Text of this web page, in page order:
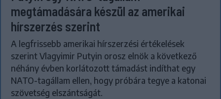
megtámadására készül az amerikai
hírszerzés szerint
A legfrissebb amerikai hírszerzési értékelések
szerint Vlagyimir Putyin orosz elnök a következő
néhány évben korlátozott támadást indíthat egy
NATO-tagállam ellen, hogy próbára tegye a katonai
szövetség elszántságát.